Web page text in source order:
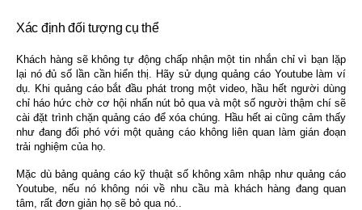
Xác định đối tượng cụ thể
Khách hàng sẽ không tự động chấp nhận một tin nhắn chỉ vì bạn lặp
lại nó đủ số lần cần hiển thị. Hãy sử dụng quảng cáo Youtube làm ví
dụ. Khi quảng cáo bắt đầu phát trong một video, hầu hết người dùng
chỉ háo hức chờ cơ hội nhấn nút bỏ qua và một số người thậm chí sẽ
cài đặt trình chặn quảng cáo để xóa chúng. Hầu hết ai cũng cảm thấy
như đang đối phó với một quảng cáo không liên quan làm gián đoạn
trải nghiệm của họ.
Mặc dù bảng quảng cáo kỹ thuật số không xâm nhập như quảng cáo
Youtube, nếu nó không nói về nhu cầu mà khách hàng đang quan
tâm, rất đơn giản họ sẽ bỏ qua nó..